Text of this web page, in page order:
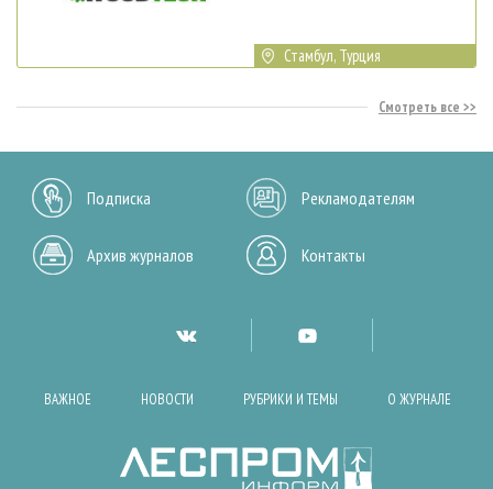
Стамбул, Турция
Смотреть все
Подписка Рекламодателям
Архив журналов Контакты
ВАЖНОЕ НОВОСТИ РУБРИКИ И ТЕМЫ О ЖУРНАЛЕ